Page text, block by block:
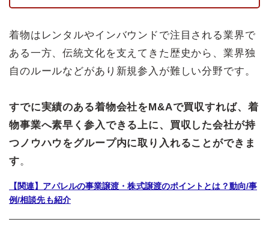
着物はレンタルやインバウンドで注目される業界で
ある一方、伝統文化を支えてきた歴史から、業界独
自のルールなどがあり新規参入が難しい分野です。
すでに実績のある着物会社をM&Aで買収すれば、着
物事業へ素早く参入できる上に、買収した会社が持
つノウハウをグループ内に取り入れることができま
す。
【関連】アパレルの事業譲渡・株式譲渡のポイントとは？動向/事
例/相談先も紹介